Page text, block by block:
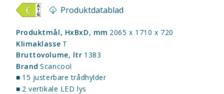
Produktdatablad
Produktmål, HxBxD, mm 2065 x 1710 x 720
Klimaklasse T
Bruttovolume, ltr 1383
Brand Scancool
■ 15 justerbare trådhylder
■ 2 vertikale LED lys